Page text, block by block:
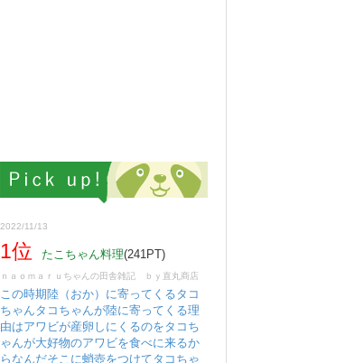
2022/11/13
1位 たこちゃん料理(241PT)
ｎａｏｍａｒｕちゃんの田舎雑記 ｂｙ直丸商店
この時期陸（おか）に寄ってくるタコ
ちゃんタコちゃんが陸に寄ってくる理
由はアワビが産卵しにくるのをタコち
ゃんが大好物のアワビを食べに来るか
らなんだそこに蛸壺をつけてタコちゃ